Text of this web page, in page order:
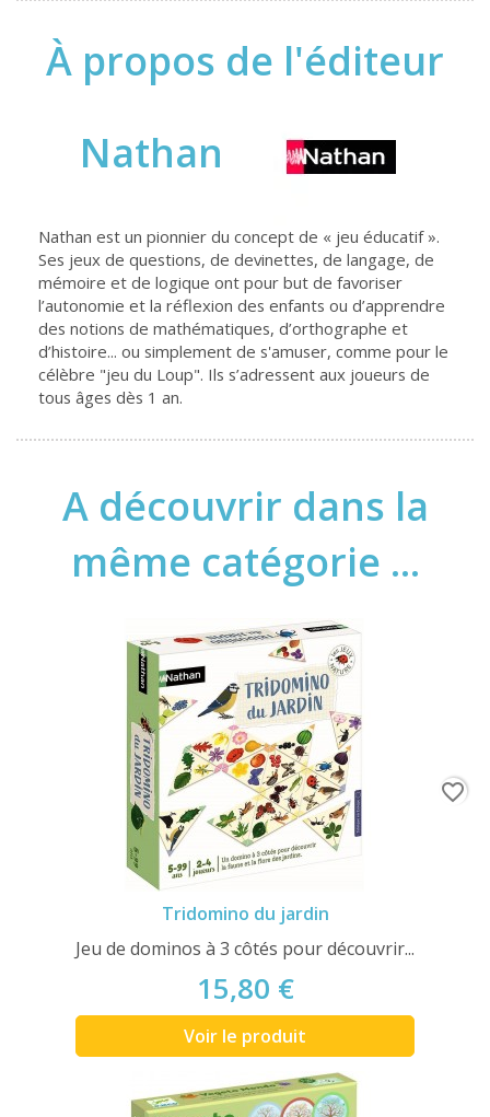
À propos de l'éditeur
Nathan
Nathan est un pionnier du concept de « jeu éducatif ».
Ses jeux de questions, de devinettes, de langage, de
mémoire et de logique ont pour but de favoriser
l’autonomie et la réflexion des enfants ou d’apprendre
des notions de mathématiques, d’orthographe et
d’histoire... ou simplement de s'amuser, comme pour le
célèbre "jeu du Loup". Ils s’adressent aux joueurs de
tous âges dès 1 an.
A découvrir dans la
même catégorie ...
Tridomino du jardin
Jeu de dominos à 3 côtés pour découvrir...
15,80 €
Voir le produit
favorite_border